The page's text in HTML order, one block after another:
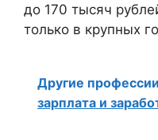
до 170 тысяч
только в крупных
Другие
зарплата и